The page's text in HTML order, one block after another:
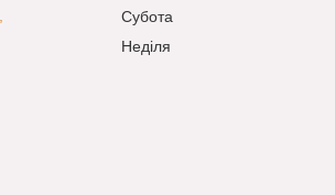
Субота
Неділя